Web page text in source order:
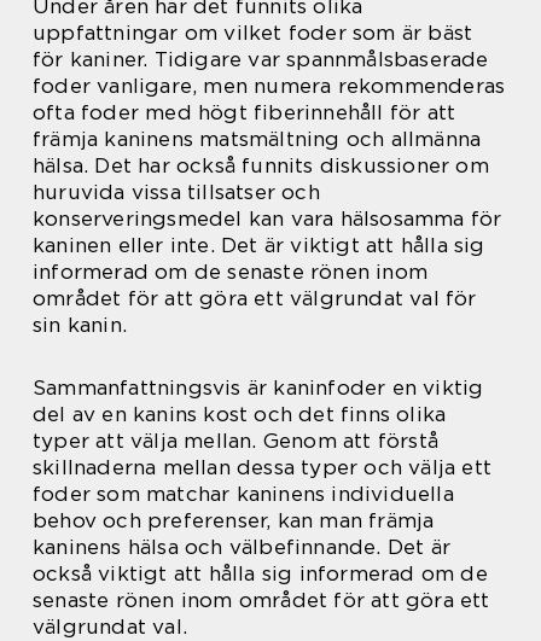
Under åren har det funnits olika
uppfattningar om vilket foder som är bäst
för kaniner. Tidigare var spannmålsbaserade
foder vanligare, men numera rekommenderas
ofta foder med högt fiberinnehåll för att
främja kaninens matsmältning och allmänna
hälsa. Det har också funnits diskussioner om
huruvida vissa tillsatser och
konserveringsmedel kan vara hälsosamma för
kaninen eller inte. Det är viktigt att hålla sig
informerad om de senaste rönen inom
området för att göra ett välgrundat val för
sin kanin.
Sammanfattningsvis är kaninfoder en viktig
del av en kanins kost och det finns olika
typer att välja mellan. Genom att förstå
skillnaderna mellan dessa typer och välja ett
foder som matchar kaninens individuella
behov och preferenser, kan man främja
kaninens hälsa och välbefinnande. Det är
också viktigt att hålla sig informerad om de
senaste rönen inom området för att göra ett
välgrundat val.